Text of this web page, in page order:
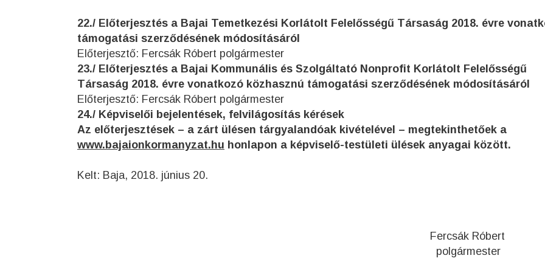
22./ Előterjesztés a Bajai Temetkezési Korlátolt Felelősségű Társaság 2018. évre
támogatási szerződésének módosításáról
Előterjesztő: Fercsák Róbert polgármester
23./ Előterjesztés a Bajai Kommunális és Szolgáltató Nonprofit Korlátolt Felelősségű
Társaság 2018. évre vonatkozó közhasznú támogatási szerződésének módosításáról
Előterjesztő: Fercsák Róbert polgármester
24./ Képviselői bejelentések, felvilágosítás kérések
Az előterjesztések – a zárt ülésen tárgyalandóak kivételével – megtekinthetőek a
www.bajaionkormanyzat.hu honlapon a képviselő-testületi ülések anyagai között.
Kelt: Baja, 2018. június 20.
Fercsák Róbert
polgármester